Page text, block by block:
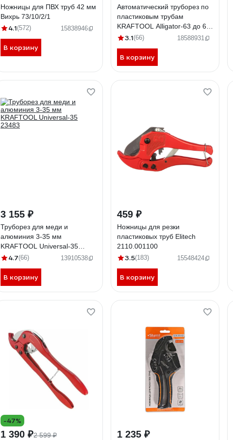
Ножницы для ПВХ труб 42 мм
Вихрь 73/10/2/1
4.1(572) 15838946
В корзину
Автоматический труборез по
пластиковым трубам
KRAFTOOL Alligator-63 до 63
мм 23408-63_z01
3.1(66) 18588931
В корзину
3 155 ₽
Труборез для меди и
алюминия 3-35 мм
KRAFTOOL Universal-35
23483
4.7(66) 13910538
В корзину
459 ₽
Ножницы для резки
пластиковых труб Elitech
2110.001100
3.5(183) 15548424
В корзину
-47%
1 390 ₽2 599 ₽
1 235 ₽